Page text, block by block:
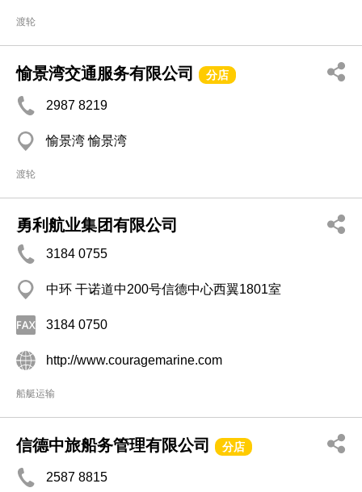
渡轮
愉景湾交通服务有限公司 分店
2987 8219
愉景湾 愉景湾
渡轮
勇利航业集团有限公司
3184 0755
中环 干诺道中200号信德中心西翼1801室
3184 0750
http://www.couragemarine.com
船艇运输
信德中旅船务管理有限公司 分店
2587 8815